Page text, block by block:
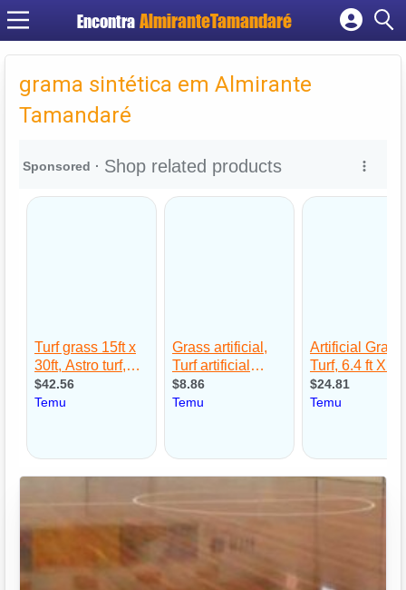
Encontra
Cadastrar empresa
Criar conta
grama sintética em Almirante
Tamandaré